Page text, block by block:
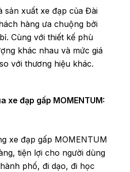
sản xuất xe đạp của Đài
hàng ưa chuộng bởi
Cùng với thiết kế phù
khác nhau và mức giá
với thương hiệu khác.
xe đạp gấp MOMENTUM:
xe đạp gấp MOMENTUM
tiện lợi cho người dùng
phố, đi dạo, đi học